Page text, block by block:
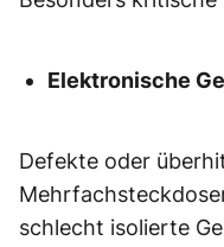
Elektronische
Defekte oder
schlecht isolierte